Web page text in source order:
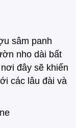
sâm panh
nho dài bất
đây sẽ khiến
các lâu đài và